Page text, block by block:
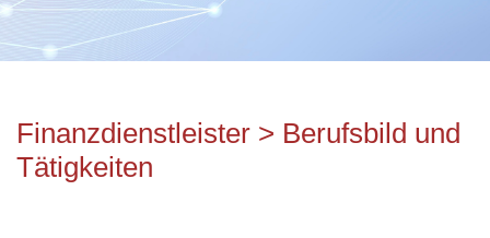
Finanzdienstleister > Berufsbild und
Tätigkeiten